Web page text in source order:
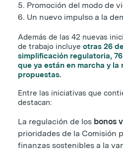
Promoción del modo de
Un nuevo impulso a la
Además de las 42 nuevas
de trabajo incluye otras 26
simplificación regulatoria,
que ya están en marcha y la
propuestas.
Entre las iniciativas que
destacan:
La regulación de los bonos
prioridades de la Comisión
finanzas sostenibles a la